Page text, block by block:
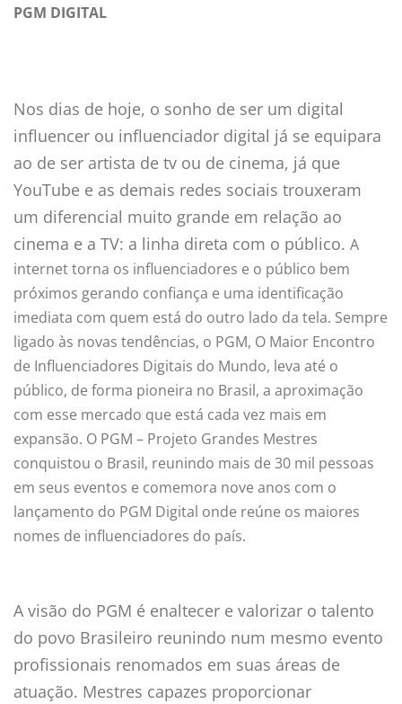
PGM DIGITAL
Nos dias de hoje, o sonho de ser um digital
influencer ou influenciador digital já se equipara
ao de ser artista de tv ou de cinema, já que
YouTube e as demais redes sociais trouxeram
um diferencial muito grande em relação ao
cinema e a TV: a linha direta com o público. A
internet torna os influenciadores e o público bem
próximos gerando confiança e uma identificação
imediata com quem está do outro lado da tela. Sempre
ligado às novas tendências, o PGM, O Maior Encontro
de Influenciadores Digitais do Mundo, leva até o
público, de forma pioneira no Brasil, a aproximação
com esse mercado que está cada vez mais em
expansão. O PGM – Projeto Grandes Mestres
conquistou o Brasil, reunindo mais de 30 mil pessoas
em seus eventos e comemora nove anos com o
lançamento do PGM Digital onde reúne os maiores
nomes de influenciadores do país.
A visão do PGM é enaltecer e valorizar o talento
do povo Brasileiro reunindo num mesmo evento
profissionais renomados em suas áreas de
atuação. Mestres capazes proporcionar